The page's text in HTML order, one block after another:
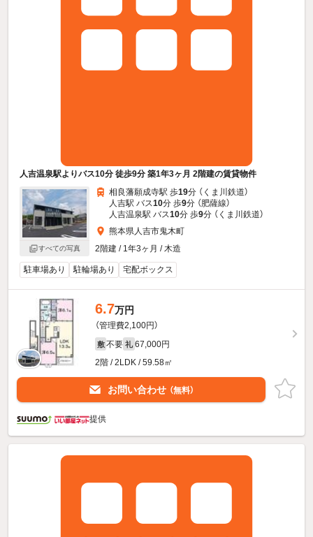
人吉温泉駅よりバス10分 徒歩9分 築1年3ヶ月 2階建の賃貸物件
すべての写真
相良藩願成寺駅 歩19分 （くま川鉄道）
人吉駅 バス10分 歩9分 （肥薩線）
人吉温泉駅 バス10分 歩9分 （くま川鉄道）
熊本県人吉市鬼木町
2階建 / 1年3ヶ月 / 木造
駐車場あり 駐輪場あり 宅配ボックス
6.7万円
（管理費2,100円）
敷 不要 礼 67,000円
2階 / 2LDK / 59.58㎡
お問い合わせ （無料）
提供